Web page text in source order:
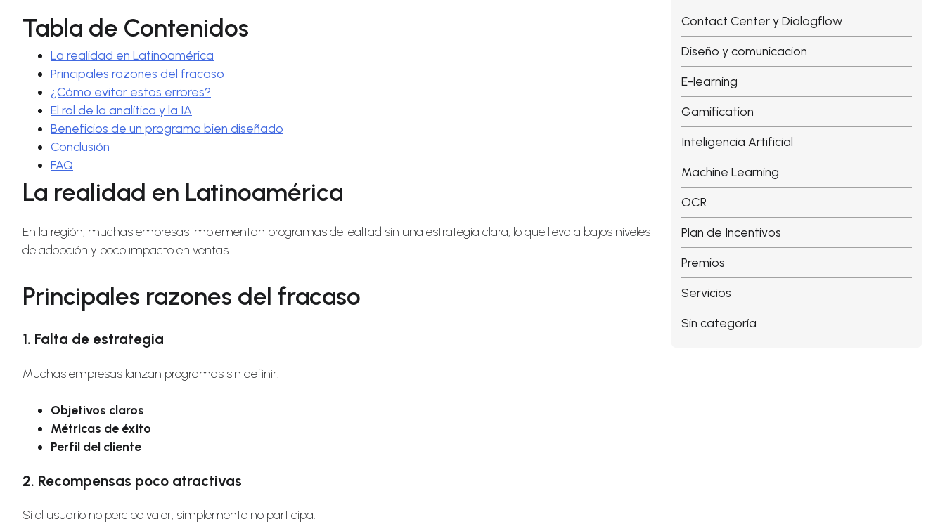
Tabla de Contenidos
La realidad en Latinoamérica
Principales razones del fracaso
¿Cómo evitar estos errores?
El rol de la analítica y la IA
Beneficios de un programa bien diseñado
Conclusión
FAQ
La realidad en Latinoamérica
En la región, muchas empresas implementan programas de lealtad sin una estrategia clara, lo que lleva a bajos niveles
de adopción y poco impacto en ventas.
Principales razones del fracaso
1. Falta de estrategia
Muchas empresas lanzan programas sin definir:
Objetivos claros
Métricas de éxito
Perfil del cliente
2. Recompensas poco atractivas
Si el usuario no percibe valor, simplemente no participa.
Contact Center y Dialogflow
Diseño y comunicacion
E-learning
Gamification
Inteligencia Artificial
Machine Learning
OCR
Plan de Incentivos
Premios
Servicios
Sin categoría